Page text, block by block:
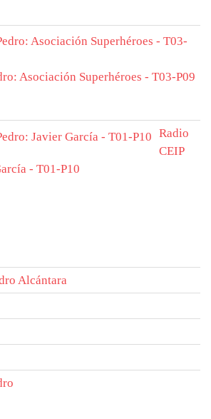
Asociación Superhéroes - T03-P09
Radio
CEIP
- T01-P10
Alcántara